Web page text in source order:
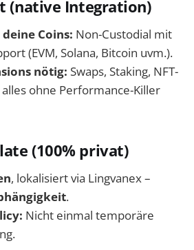
(native Integration)
deine Coins: Non-Custodial mit
(EVM, Solana, Bitcoin uvm.).
nötig: Swaps, Staking, NFT-
ohne Performance-Killer
(100% privat)
, lokalisiert via Lingvanex –
.
Nicht einmal temporäre